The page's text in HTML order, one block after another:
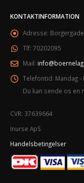
KONTAKTINFORMATION
Adresse:
Tlf: 70202095
Mail:
Telefontid: Mandag -
Du kan sende os en
CVR: 37639664
Inurse ApS
Handelsbetingelser